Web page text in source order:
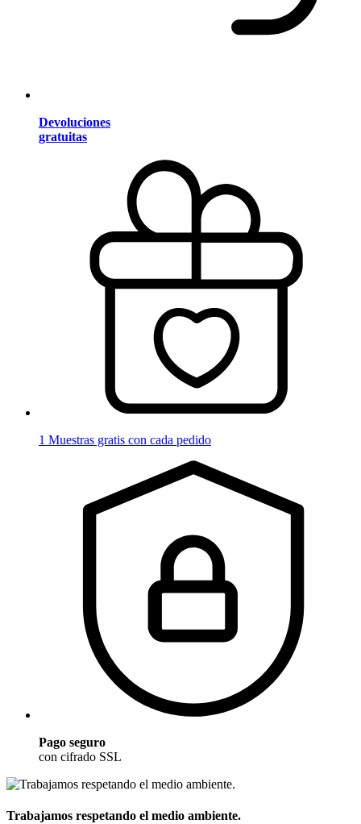
Devoluciones
gratuitas
1 Muestras gratis con cada pedido
Pago seguro
con cifrado SSL
Trabajamos respetando el medio ambiente.